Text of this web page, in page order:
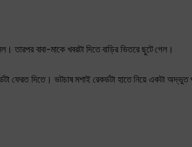
তারপর বাবা-মাকে খবরটা দিতে বাড়ির ভিতরে ছুটে গেল।
ফেরত দিতে। ভটচাষ মশাই রেকর্ডটা হাতে নিয়ে একটা